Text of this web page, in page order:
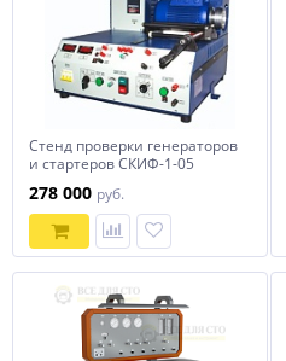
Стенд проверки генераторов
и стартеров СКИФ-1-05
278 000 руб.